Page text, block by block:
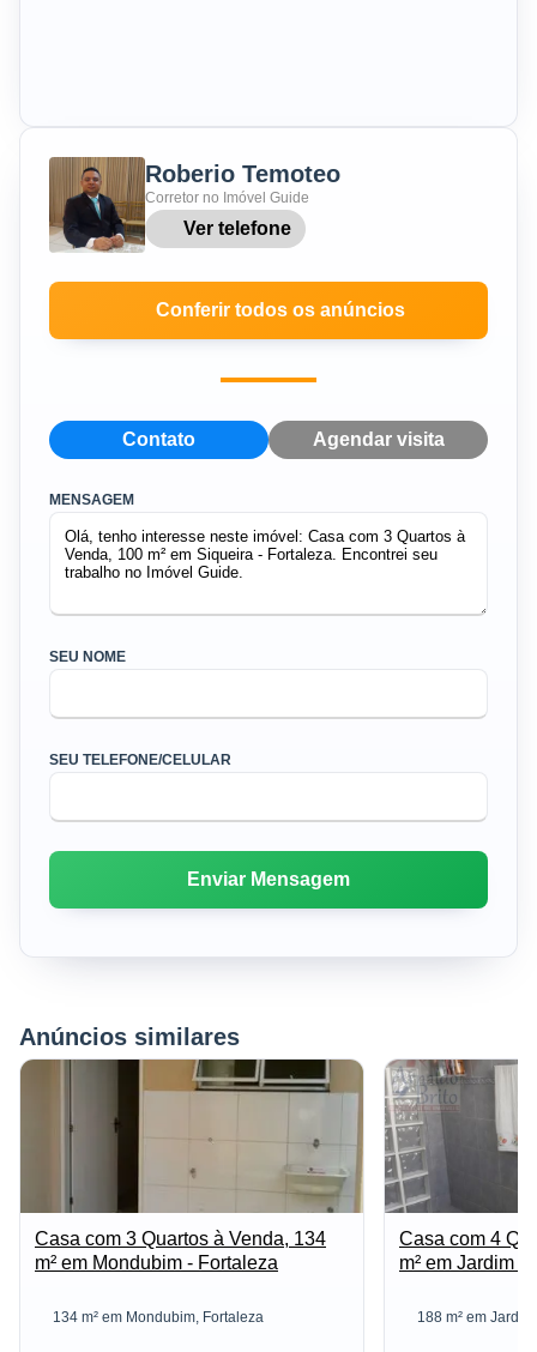
Roberio Temoteo
Corretor no Imóvel Guide
Ver telefone
Conferir todos os anúncios
Contato Agendar visita
MENSAGEM
SEU NOME
SEU TELEFONE/CELULAR
Anúncios similares
Casa com 3 Quartos à Venda, 134
m² em Mondubim - Fortaleza
134 m² em Mondubim, Fortaleza
Casa com 4
m² em Jardim
188 m² em